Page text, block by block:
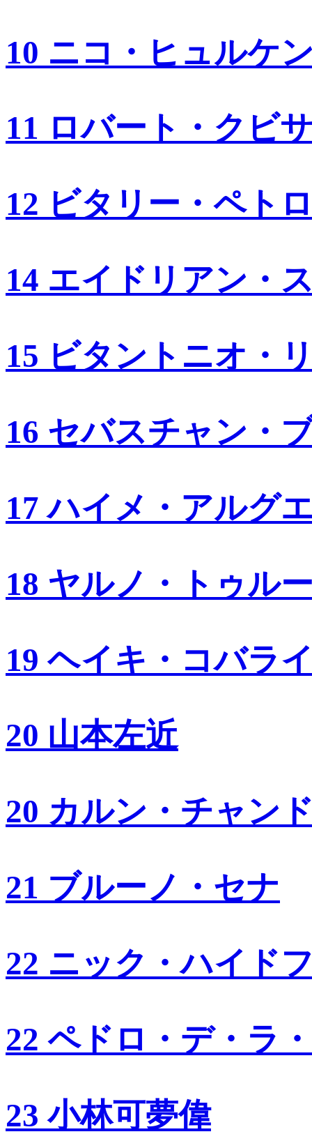
10 ニコ・ヒュルケ
11 ロバート・クビ
12 ビタリー・ペト
14 エイドリアン・
15 ビタントニオ・
16 セバスチャン・
17 ハイメ・アルグ
18 ヤルノ・トゥル
19 ヘイキ・コバラ
20 山本左近
20 カルン・チャン
21 ブルーノ・セナ
22 ニック・ハイド
22 ペドロ・デ・ラ
23 小林可夢偉